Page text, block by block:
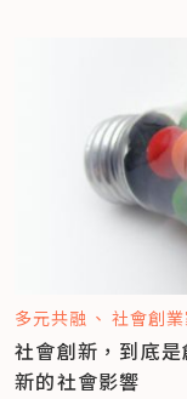
多元共融 社會創
社會創新，到底
新的社會影響